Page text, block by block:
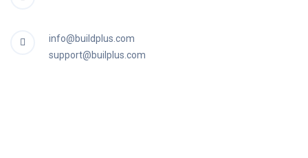
info@buildplus.com
support@builplus.com